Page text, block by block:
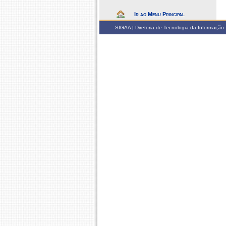
Ir ao Menu Principal
SIGAA | Diretoria de Tecnologia da